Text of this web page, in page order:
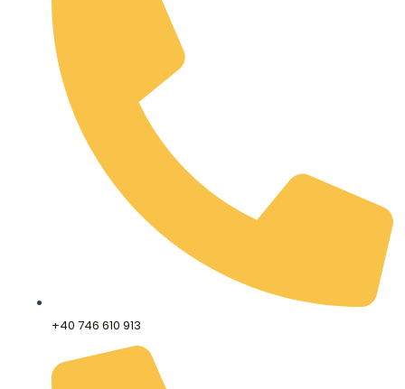
+40 746 610 913